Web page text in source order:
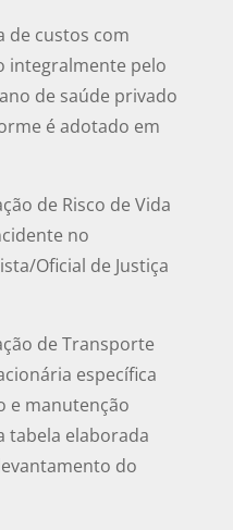
de custos com
integralmente pelo
de saúde privado
é adotado em
de Risco de Vida
no
Oficial de Justiça
de Transporte
específica
e manutenção
tabela elaborada
do